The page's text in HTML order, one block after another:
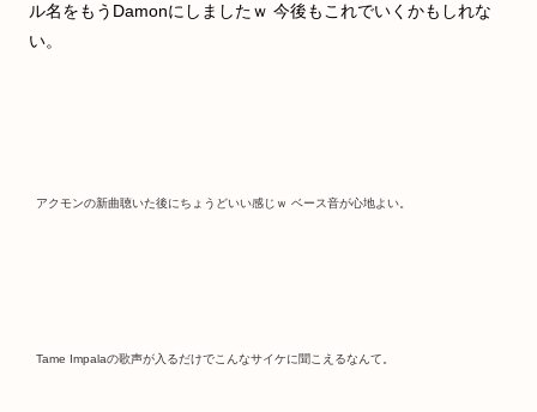
ル名をもうDamonにしましたｗ 今後もこれでいくかもしれな
い。
アクモンの新曲聴いた後にちょうどいい感じｗ ベース音が心地よい。
Tame Impalaの歌声が入るだけでこんなサイケに聞こえるなんて。